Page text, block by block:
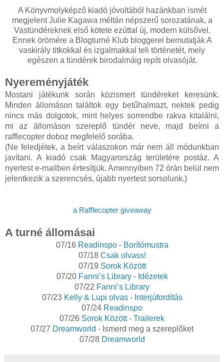
A Könyvmolyképző kiadó jóvoltából hazánkban ismét
megjelent Julie Kagawa méltán népszerű sorozatának, a
Vastündéreknek első kötete ezúttal új, modern külsővel.
Ennek örömére a Blogturné Klub bloggerei bemutatják A
vaskirály titkokkal és izgalmakkal teli történetét, mely
egészen a tündérek birodalmáig repíti olvasóját.
Nyereményjáték
Mostani játékunk során közismert tündéreket keresünk.
Minden állomáson találtok egy betűhalmazt, nektek pedig
nincs más dolgotok, mint helyes sorrendbe rakva kitalálni,
mi az állomáson szereplő tündér neve, majd beírni a
rafflecopter doboz megfelelő sorába.
(Ne feledjétek, a beírt válaszokon már nem áll módunkban
javítani. A kiadó csak Magyarország területére postáz. A
nyertest e-mailben értesítjük. Amennyiben 72 órán belül nem
jelentkezik a szerencsés, újabb nyertest sorsolunk.)
a Rafflecopter giveaway
A turné állomásai
07/16 Readinspo - Borítómustra
07/18 Csak olvass!
07/19 Sorok Között
07/20 Fanni’s Library - Idézetek
07/22 Fanni’s Library
07/23 Kelly & Lupi olvas - Interjúfordítás
07/24 Readinspo
07/26 Sorok Között - Trailerek
07/27 Dreamworld - Ismerd meg a szereplőket
07/28 Dreamworld